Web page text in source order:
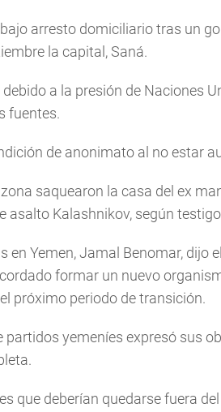
arresto domiciliario tras un
la capital, Saná.
a la presión de Naciones
fuentes.
de anonimato al no estar
saquearon la casa del ex
asalto Kalashnikov, según
en Yemen, Jamal Benomar, dijo
formar un nuevo
próximo periodo de transición.
partidos yemeníes expresó sus
que deberían quedarse fuera